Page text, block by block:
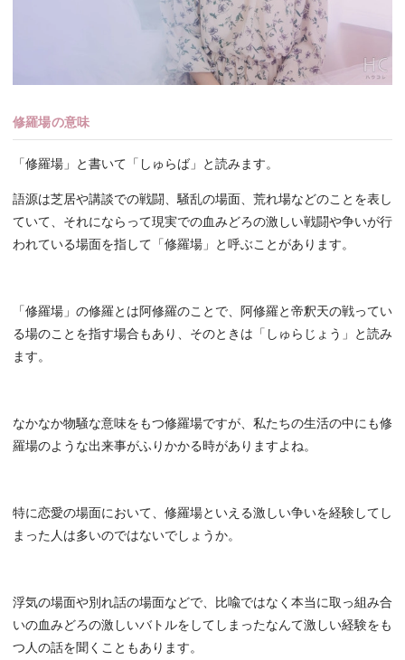
修羅場の意味
「修羅場」と書いて「しゅらば」と読みます。
語源は芝居や講談での戦闘、騒乱の場面、荒れ場などのことを表し
ていて、それにならって現実での血みどろの激しい戦闘や争いが行
われている場面を指して「修羅場」と呼ぶことがあります。
「修羅場」の修羅とは阿修羅のことで、阿修羅と帝釈天の戦ってい
る場のことを指す場合もあり、そのときは「しゅらじょう」と読み
ます。
なかなか物騒な意味をもつ修羅場ですが、私たちの生活の中にも修
羅場のような出来事がふりかかる時がありますよね。
特に恋愛の場面において、修羅場といえる激しい争いを経験してし
まった人は多いのではないでしょうか。
浮気の場面や別れ話の場面などで、比喩ではなく本当に取っ組み合
いの血みどろの激しいバトルをしてしまったなんて激しい経験をも
つ人の話を聞くこともあります。